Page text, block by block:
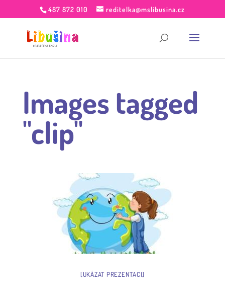
487 872 010 reditelka@mslibusina.cz
Images tagged
"clip"
[UKÁZAT PREZENTACI]